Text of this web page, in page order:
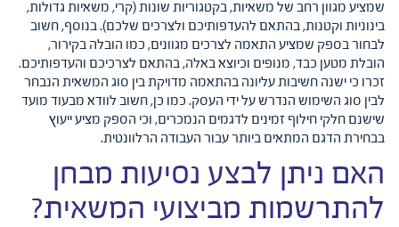
שמציע מגוון רחב של משאיות, בקטגוריות שונות (קרי, משאיות גדולות,
בינוניות וקטנות, בהתאם להעדפותיכם ולצרכים שלכם). בנוסף, חשוב
לבחור בספק שמציע התאמה לצרכים מגוונים, כמו הובלה בקירור,
הובלת מטען כבד, מנופים וכיוצא באלה, בהתאם לצרכיכם והעדפותיכם.
זכרו כי ישנה חשיבות עליונה בהתאמה מדויקת בין סוג המשאית הנבחר
לבין סוג השימוש הנדרש על ידי העסק. כמו כן, חשוב לוודא מבעוד מועד
שישנם חלקי חילוף זמינים לדגמים הנמכרים, וכי הספק מציע ייעוץ
בבחירת הדגם המתאים ביותר עבור העבודה הרלוונטית.
האם ניתן לבצע נסיעות מבחן
להתרשמות מביצועי המשאית?